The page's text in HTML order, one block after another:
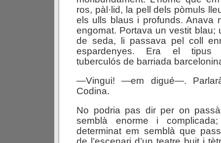
ros, pàl·lid, la pell dels pòmuls
els ulls blaus i profunds. Anava
engomat. Portava un vestit blau;
de seda, li passava pel coll
espardenyes. Era el tipus
tuberculós de barriada
—Vingui! —em digué—.
Codina.
No podria pas dir per on
semblà enorme i
determinat em semblà que